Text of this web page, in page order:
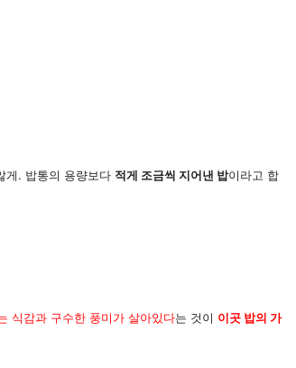
게. 밥통의 용량보다 적게 조금씩 지어낸 밥이라고 합
식감과 구수한 풍미가 살아있다는 것이 이곳 밥의 가